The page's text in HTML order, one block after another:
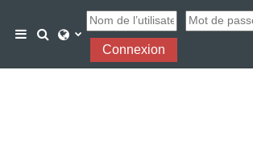
Panneau latéral
Activer/désactiver la saisie de
Connexion